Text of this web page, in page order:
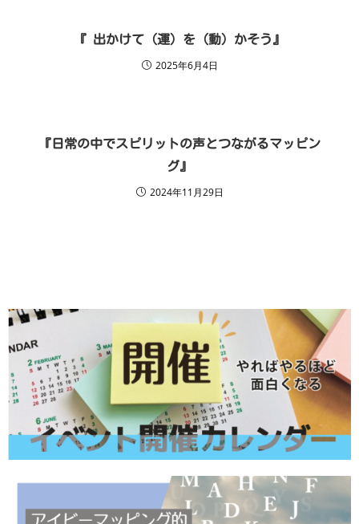
『 出かけて（運）を（動）かそう』
2025年6月4日
『日常の中でスピリットの声とつながるマッピン
グ』
2024年11月29日